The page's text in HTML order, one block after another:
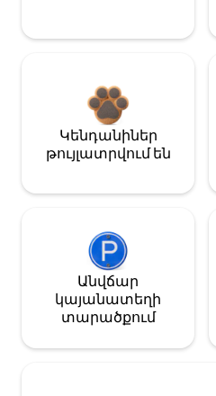
Կենդանիներ
թույլատրվում են
Անվճար
կայանատեղի
տարածքում